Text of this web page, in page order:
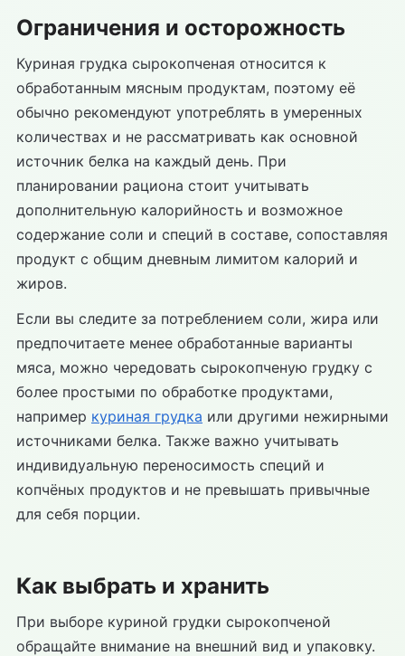
Ограничения и осторожность
Куриная грудка сырокопченая относится к
обработанным мясным продуктам, поэтому её
обычно рекомендуют употреблять в умеренных
количествах и не рассматривать как основной
источник белка на каждый день. При
планировании рациона стоит учитывать
дополнительную калорийность и возможное
содержание соли и специй в составе, сопоставляя
продукт с общим дневным лимитом калорий и
жиров.
Если вы следите за потреблением соли, жира или
предпочитаете менее обработанные варианты
мяса, можно чередовать сырокопченую грудку с
более простыми по обработке продуктами,
например куриная грудка или другими нежирными
источниками белка. Также важно учитывать
индивидуальную переносимость специй и
копчёных продуктов и не превышать привычные
для себя порции.
Как выбрать и хранить
При выборе куриной грудки сырокопченой
обращайте внимание на внешний вид и упаковку.